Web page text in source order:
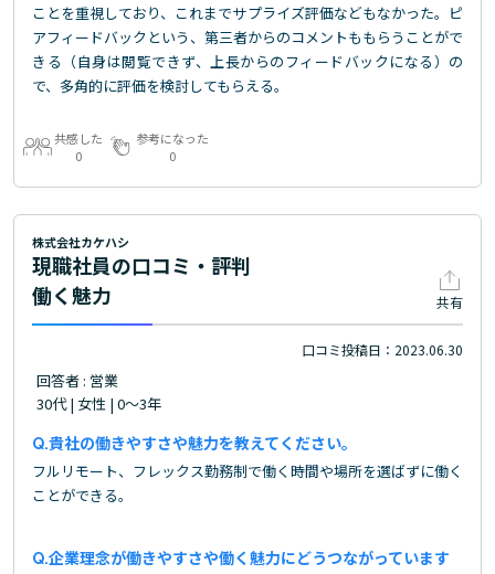
ことを重視しており、これまでサプライズ評価などもなかった。ピ
アフィードバックという、第三者からのコメントももらうことがで
きる（自身は閲覧できず、上長からのフィードバックになる）の
で、多角的に評価を検討してもらえる。
共感した
0
参考になった
0
株式会社カケハシ
現職社員の口コミ・評判
働く魅力
共有
口コミ投稿日：2023.06.30
回答者 : 営業
30代 | 女性 | 0～3年
貴社の働きやすさや魅力を教えてください。
フルリモート、フレックス勤務制で働く時間や場所を選ばずに働く
ことができる。
企業理念が働きやすさや働く魅力にどうつながっています